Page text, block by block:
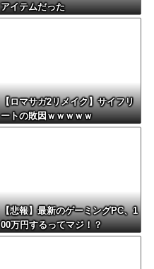
アイテムだった
【ロマサガ2リメイク】サイフリ
ートの敗因ｗｗｗｗｗ
【悲報】最新のゲーミングPC、1
00万円するってマジ！？